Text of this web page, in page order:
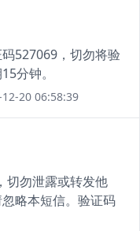
527069，切勿将验
分钟。
20 06:58:39
切勿泄露或转发他
略本短信。验证码